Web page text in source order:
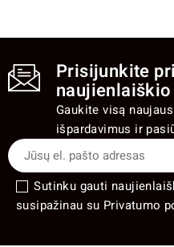
Prisijunkite
naujienlaiškio
Gaukite visą
išpardavimus ir
Sutinku gauti
susipažinau su Privatumo